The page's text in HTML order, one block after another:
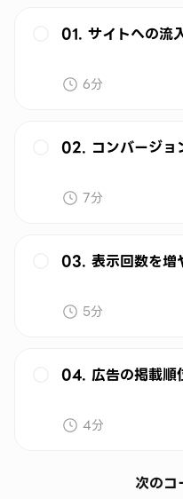
01. サイトへの流
6分
02. コンバージョ
7分
03. 表示回数を増
5分
04. 広告の掲載順
4分
次のコ